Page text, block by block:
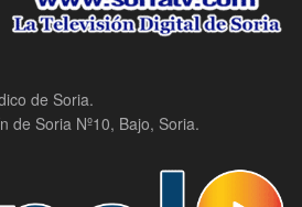
de Soria.
de Soria Nº10, Bajo, Soria.